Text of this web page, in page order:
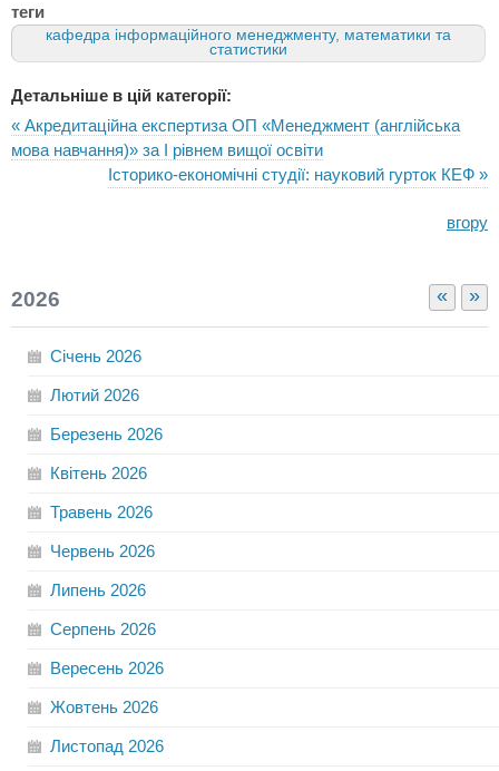
теги
кафедра інформаційного менеджменту, математики та
статистики
Детальніше в цій категорії:
« Акредитаційна експертиза ОП «Менеджмент (англійська
мова навчання)» за І рівнем вищої освіти
Історико-економічні студії: науковий гурток КЕФ »
вгору
« »
2026
Січень 2026
Лютий 2026
Березень 2026
Квітень 2026
Травень 2026
Червень 2026
Липень 2026
Серпень 2026
Вересень 2026
Жовтень 2026
Листопад 2026